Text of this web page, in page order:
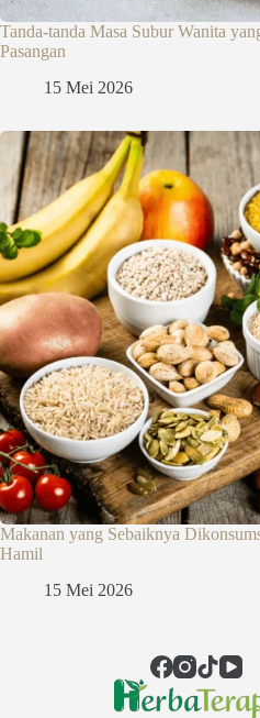
Tanda-tanda Masa Subur Wanita
Pasangan
15 Mei 2026
Makanan yang Sebaiknya
Hamil
15 Mei 2026